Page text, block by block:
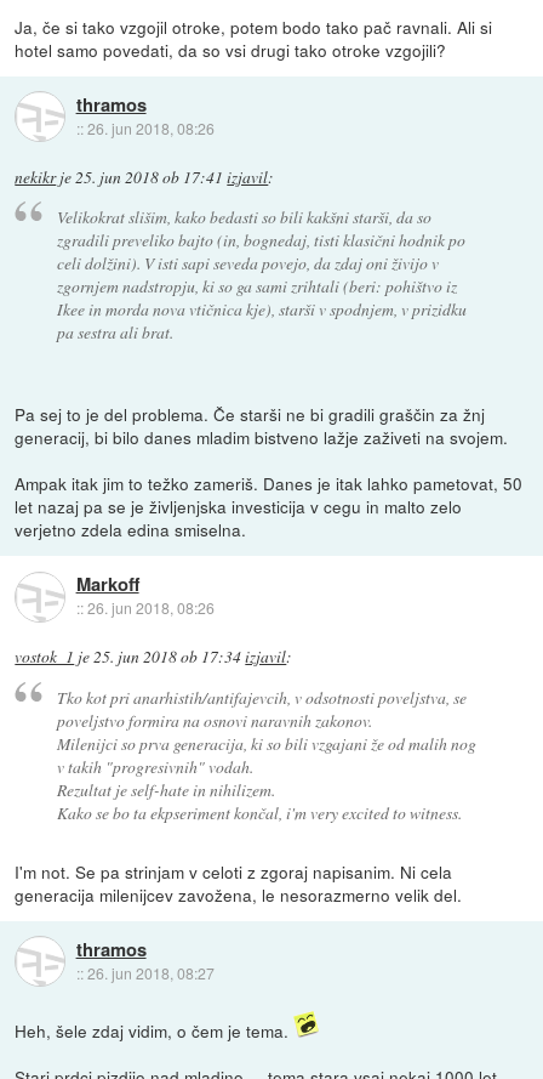
Ja, če si tako vzgojil otroke, potem bodo tako pač ravnali. Ali si
hotel samo povedati, da so vsi drugi tako otroke vzgojili?
thramos
::26. jun 2018, 08:26
nekikrje 25. jun 2018 ob 17:41 izjavil:
Velikokrat slišim, kako bedasti so bili kakšni starši, da so
zgradili preveliko bajto (in, bognedaj, tisti klasični hodnik po
celi dolžini). V isti sapi seveda povejo, da zdaj oni živijo v
zgornjem nadstropju, ki so ga sami zrihtali (beri: pohištvo iz
Ikee in morda nova vtičnica kje), starši v spodnjem, v prizidku
pa sestra ali brat.
Pa sej to je del problema. Če starši ne bi gradili graščin za žnj
generacij, bi bilo danes mladim bistveno lažje zaživeti na svojem.
Ampak itak jim to težko zameriš. Danes je itak lahko pametovat, 50
let nazaj pa se je življenjska investicija v cegu in malto zelo
verjetno zdela edina smiselna.
Markoff
::26. jun 2018, 08:26
vostok_1 je25. jun 2018 ob 17:34izjavil:
Tko kot pri anarhistih/antifajevcih, v odsotnosti poveljstva, se
poveljstvo formira na osnovi naravnih zakonov.
Milenijci so prva generacija, ki so bili vzgajani že od malih nog
v takih "progresivnih" vodah.
Rezultat je self-hate in nihilizem.
Kako se bo ta ekpseriment končal, i'm very excited to witness.
I'm not. Se pa strinjam v celoti z zgoraj napisanim. Ni cela
generacija milenijcev zavožena, le nesorazmerno velik del.
thramos
::26. jun 2018, 08:27
Heh, šele zdaj vidim, o čem je tema.